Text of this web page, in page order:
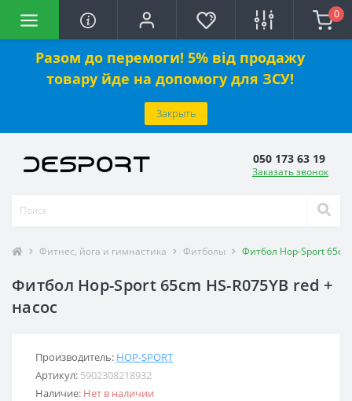
Разом до перемоги! 5% від продажу
товару йде на допомогу для ЗСУ!
Закрыть
0
050 173 63 19
Заказать звонок
Фитнес, йога и гимнастика Фитболы Фитбол Hop-Sport 65cm
Фитбол Hop-Sport 65cm HS-R075YB red +
насос
Производитель: HOP-SPORT
Артикул: 5902308218932
Наличие: Нет в наличии